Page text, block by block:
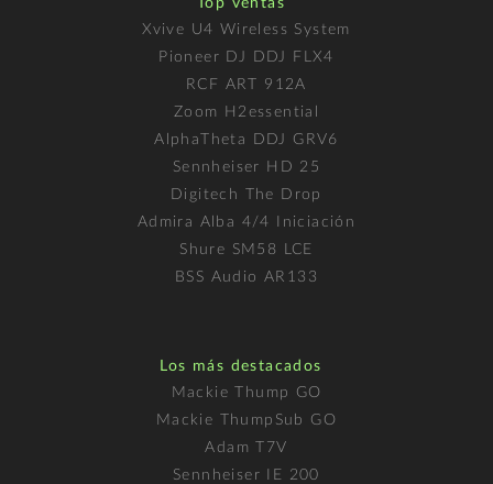
Xvive U4 Wireless System
Pioneer DJ DDJ FLX4
RCF ART 912A
Zoom H2essential
AlphaTheta DDJ GRV6
Sennheiser HD 25
Digitech The Drop
Admira Alba 4/4 Iniciación
Shure SM58 LCE
BSS Audio AR133
Los más destacados
Mackie Thump GO
Mackie ThumpSub GO
Adam T7V
Sennheiser IE 200